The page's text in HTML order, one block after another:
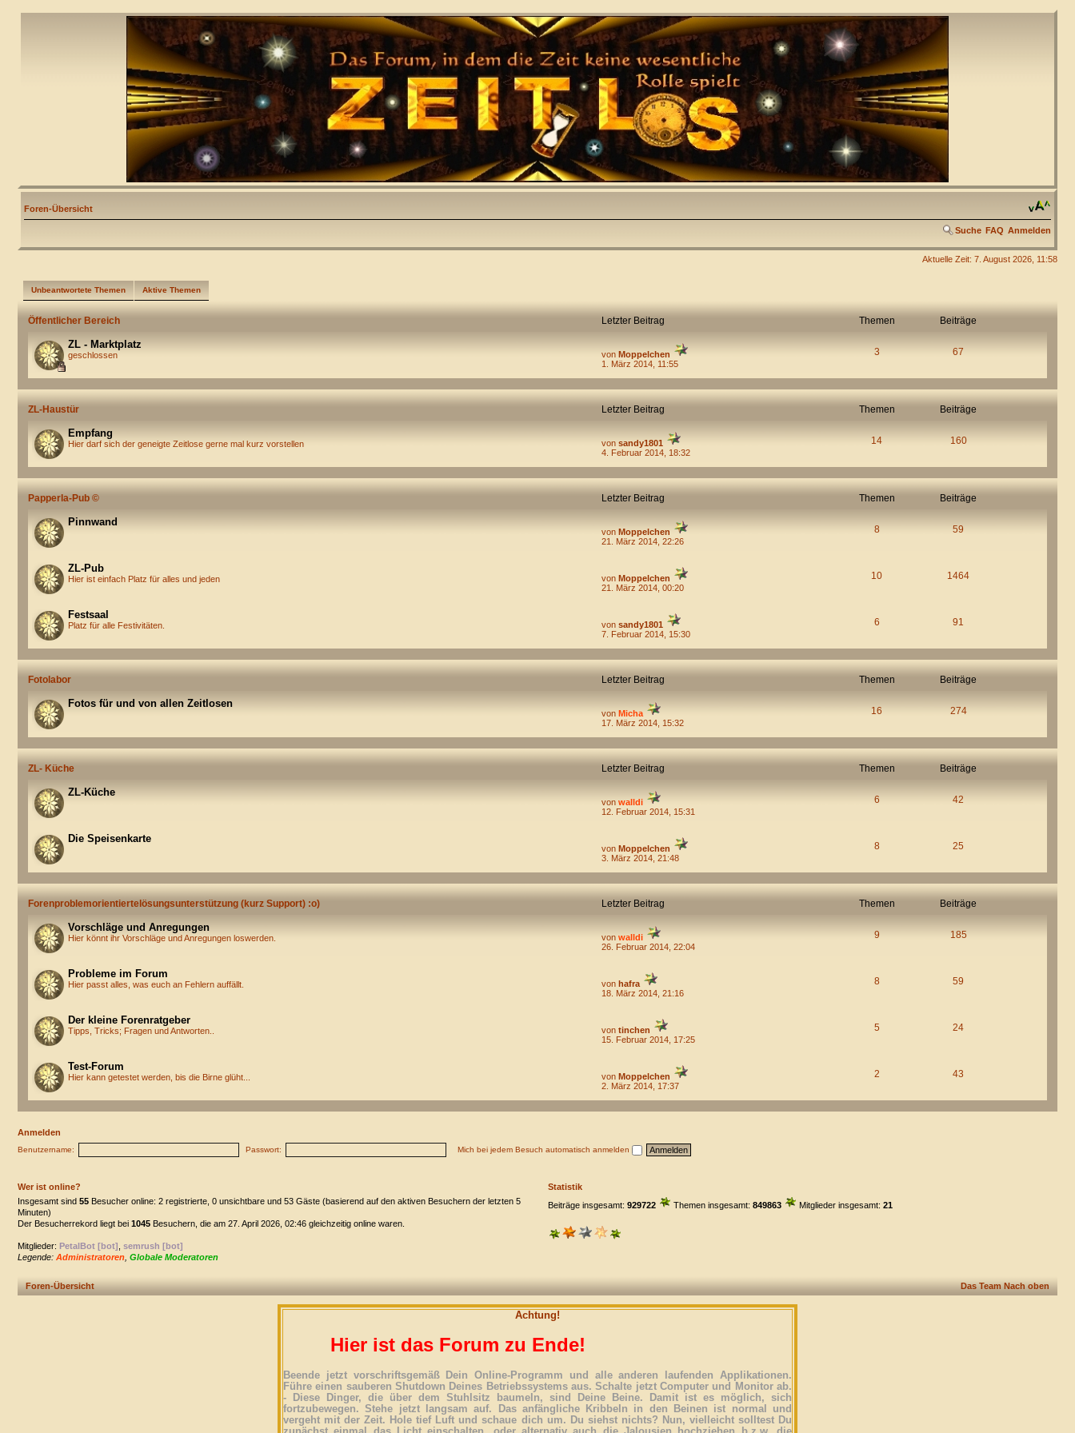
Foren-Übersicht
Suche FAQ Anmelden
Aktuelle Zeit: 7. August 2026, 11:58
Unbeantwortete Themen Aktive Themen
Öffentlicher Bereich Letzter Beitrag Themen Beiträge
ZL - Marktplatz
geschlossen von Moppelchen
1. März 2014, 11:55
3 67
ZL-Haustür Letzter Beitrag Themen Beiträge
Empfang
Hier darf sich der geneigte Zeitlose gerne mal kurz vorstellen von sandy1801
4. Februar 2014, 18:32
14 160
Papperla-Pub © Letzter Beitrag Themen Beiträge
Pinnwand
von Moppelchen
21. März 2014, 22:26
8 59
ZL-Pub
Hier ist einfach Platz für alles und jeden von Moppelchen
21. März 2014, 00:20
10 1464
Festsaal
Platz für alle Festivitäten. von sandy1801
7. Februar 2014, 15:30
6 91
Fotolabor Letzter Beitrag Themen Beiträge
Fotos für und von allen Zeitlosen
von Micha
17. März 2014, 15:32
16 274
ZL- Küche Letzter Beitrag Themen Beiträge
ZL-Küche
von walldi
12. Februar 2014, 15:31
6 42
Die Speisenkarte
von Moppelchen
3. März 2014, 21:48
8 25
Forenproblemorientiertelösungsunterstützung (kurz Support) :o) Letzter Beitrag Themen Beiträge
Vorschläge und Anregungen
Hier könnt ihr Vorschläge und Anregungen loswerden. von walldi
26. Februar 2014, 22:04
9 185
Probleme im Forum
Hier passt alles, was euch an Fehlern auffällt. von hafra
18. März 2014, 21:16
8 59
Der kleine Forenratgeber
Tipps, Tricks; Fragen und Antworten.. von tinchen
15. Februar 2014, 17:25
5 24
Test-Forum
Hier kann getestet werden, bis die Birne glüht... von Moppelchen
2. März 2014, 17:37
2 43
Anmelden
Benutzername: Passwort: Mich bei jedem Besuch automatisch anmelden
Wer ist online?
Insgesamt sind 55 Besucher online: 2 registrierte, 0 unsichtbare und 53 Gäste (basierend auf den aktiven Besuchern der letzten 5
Minuten)
Der Besucherrekord liegt bei 1045 Besuchern, die am 27. April 2026, 02:46 gleichzeitig online waren.
Mitglieder: PetalBot [bot] semrush [bot]
Legende: Administratoren Globale Moderatoren
Statistik
Beiträge insgesamt: 929722 Themen insgesamt: 849863 Mitglieder insgesamt: 21
Foren-Übersicht Das Team Nach oben
Achtung!
Hier ist das Forum zu Ende!
Beende jetzt vorschriftsgemäß Dein Online-Programm und alle anderen laufenden Applikationen.
Führe einen sauberen Shutdown Deines Betriebssystems aus. Schalte jetzt Computer und Monitor ab.
- Diese Dinger, die über dem Stuhlsitz baumeln, sind Deine Beine. Damit ist es möglich, sich
fortzubewegen. Stehe jetzt langsam auf. Das anfängliche Kribbeln in den Beinen ist normal und
vergeht mit der Zeit. Hole tief Luft und schaue dich um. Du siehst nichts? Nun, vielleicht solltest Du